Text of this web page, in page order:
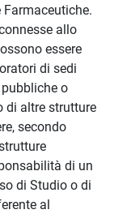
allo
essere
di sedi
o
di altre strutture
secondo
di un
di Studio o di
al